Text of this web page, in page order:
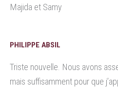
Majida et Samy
PHILIPPE ABSIL
Triste nouvelle. Nous avons
mais suffisamment pour que